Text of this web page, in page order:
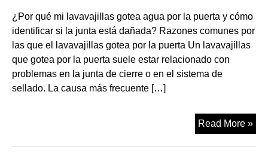
¿Por qué mi lavavajillas gotea agua por la puerta y cómo
identificar si la junta está dañada? Razones comunes por
las que el lavavajillas gotea por la puerta Un lavavajillas
que gotea por la puerta suele estar relacionado con
problemas en la junta de cierre o en el sistema de
sellado. La causa más frecuente […]
Read More »
de